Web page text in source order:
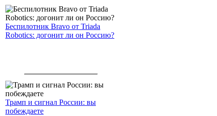
Беспилотник Bravo от Triada
Robotics: догонит ли он Россию?
Трамп и сигнал России: вы
побеждаете